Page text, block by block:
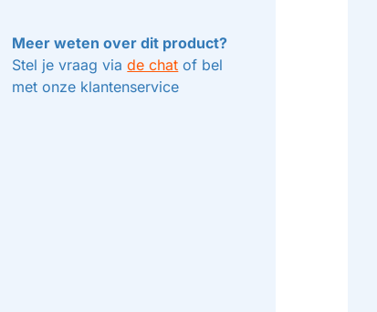
Meer weten over dit product?
Stel je vraag viade chat of bel
met onze klantenservice